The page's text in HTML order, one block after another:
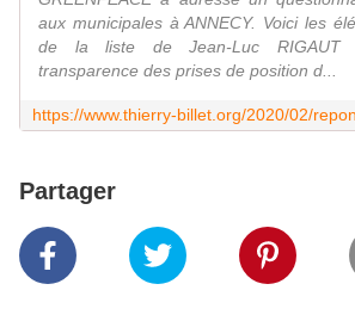
aux municipales à ANNECY. Voici les
de la liste de Jean-Luc RIGAUT
transparence des prises de position d...
Partager